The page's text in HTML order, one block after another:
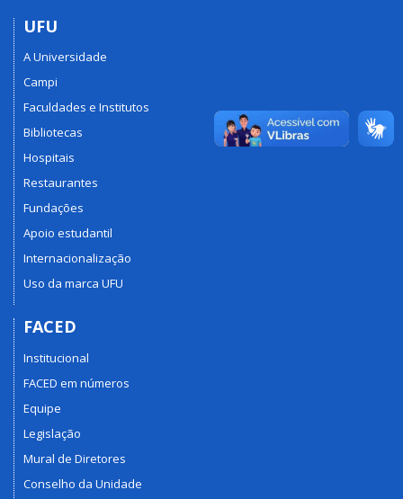
UFU
A Universidade
Campi
Faculdades e Institutos
Bibliotecas
Hospitais
Restaurantes
Fundações
Apoio estudantil
Internacionalização
Uso da marca UFU
FACED
Institucional
FACED em números
Equipe
Legislação
Mural de Diretores
Conselho da Unidade